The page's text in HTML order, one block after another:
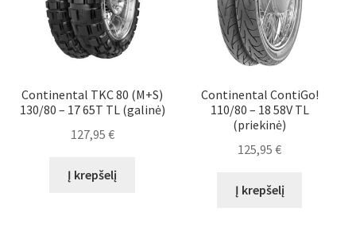
Continental TKC 80 (M+S)
130/80 – 17 65T TL (galinė)
127,95 €
Į krepšelį
Continental ContiGo!
110/80 – 18 58V TL
(priekinė)
125,95€
Į krepšelį